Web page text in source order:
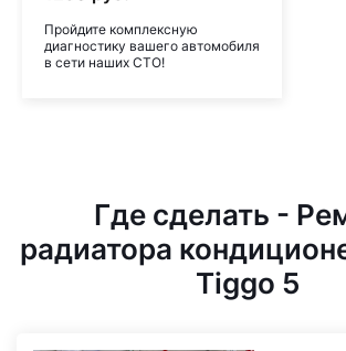
Пройдите комплексную
диагностику вашего автомобиля
в сети наших СТО!
Где сделать -
радиатора
Tiggo 5